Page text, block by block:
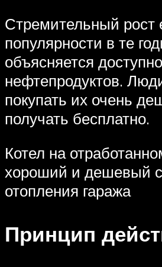
Стремительный рост
популярности в те
объясняется
нефтепродуктов.
покупать их очень
получать бесплатно.
Котел на
хороший и дешевый
отопления гаража
Принцип